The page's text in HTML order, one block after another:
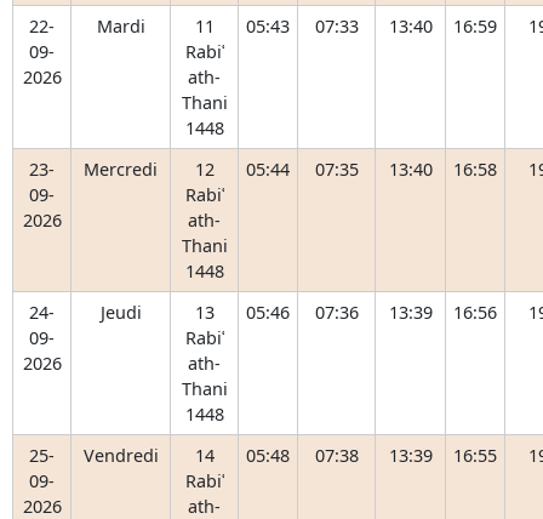
22-
09-
2026
Mardi
11
Rabiʿ
ath-
Thani
1448
05:43 07:33 13:40 16:59
23-
09-
2026
Mercredi
12
Rabiʿ
ath-
Thani
1448
05:44 07:35 13:40 16:58
24-
09-
2026
Jeudi
13
Rabiʿ
ath-
Thani
1448
05:46 07:36 13:39 16:56
25-
09-
2026
Vendredi
14
Rabiʿ
ath-
05:48 07:38 13:39 16:55